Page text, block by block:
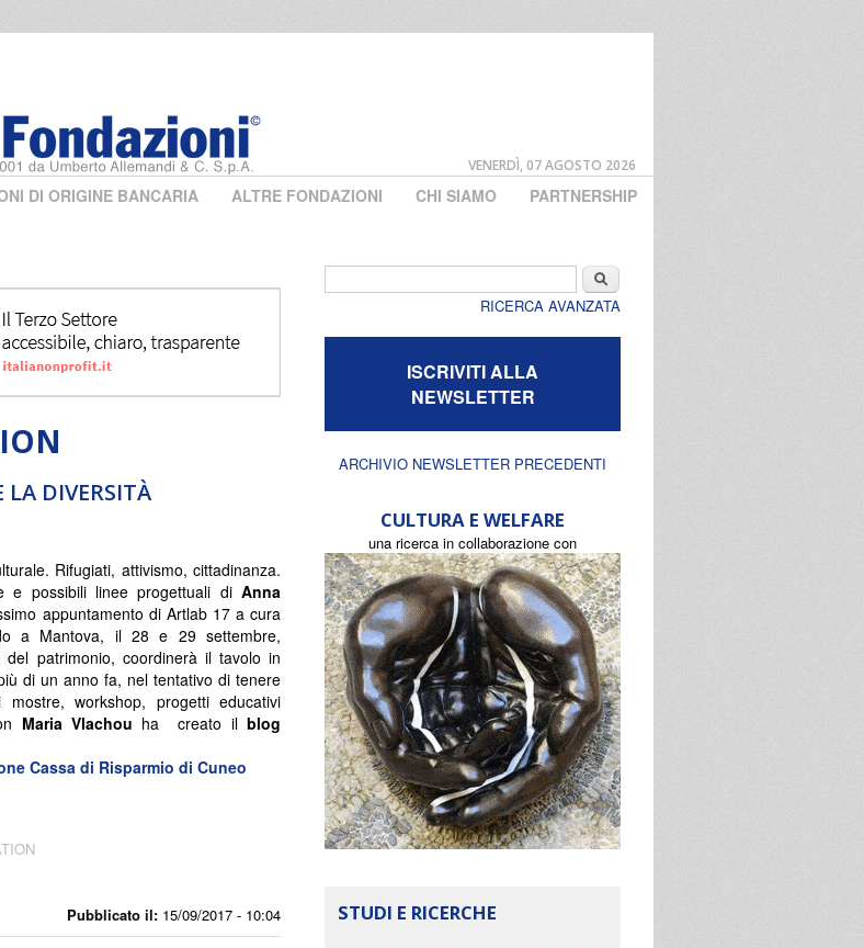
VENERDÌ, 07 AGOSTO 2026
DI ORIGINE BANCARIA ALTRE FONDAZIONI CHI SIAMO PARTNERSHIP
LA DIVERSITÀ
Pubblicato il: 15/09/2017 - 10:04
Rifugiati, attivismo, cittadinanza.
e possibili linee progettuali di Anna
appuntamento di Artlab 17 a cura
a Mantova, il 28 e 29 settembre,
del patrimonio, coordinerà il tavolo in
di un anno fa, nel tentativo di tenere
workshop, progetti educativi
Maria Vlachou ha creato ilblog
Cassa di Risparmio di Cuneo
Cerca
RICERCA AVANZATA
ISCRIVITI ALLA
NEWSLETTER
ARCHIVIO NEWSLETTER PRECEDENTI
CULTURA E WELFARE
una ricerca in collaborazione con
STUDI E RICERCHE